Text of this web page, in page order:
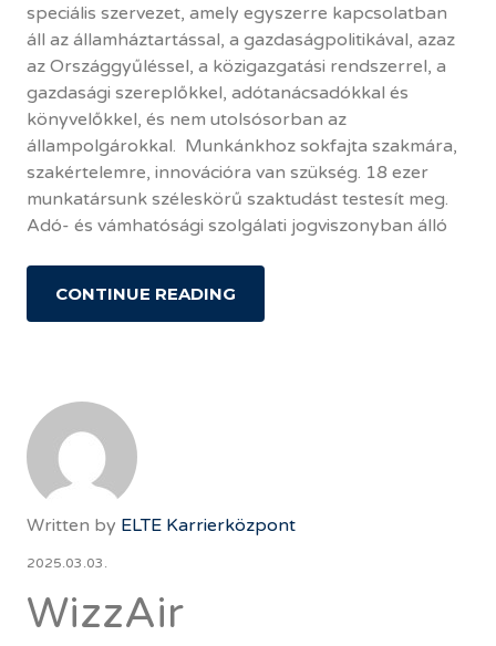
speciális szervezet, amely egyszerre kapcsolatban
áll az államháztartással, a gazdaságpolitikával, azaz
az Országgyűléssel, a közigazgatási rendszerrel, a
gazdasági szereplőkkel, adótanácsadókkal és
könyvelőkkel, és nem utolsósorban az
állampolgárokkal. Munkánkhoz sokfajta szakmára,
szakértelemre, innovációra van szükség. 18 ezer
munkatársunk széleskörű szaktudást testesít meg.
Adó- és vámhatósági szolgálati jogviszonyban álló
CONTINUE READING
Written by ELTE Karrierközpont
2025.03.03.
WizzAir